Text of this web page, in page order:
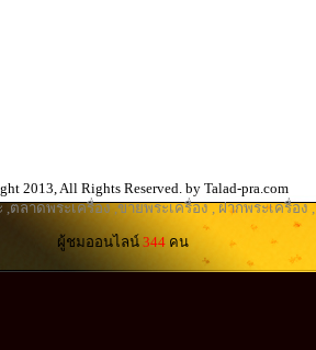
2013, All Rights Reserved. by Talad-pra.com
,ตลาดพระเครื่อง ,ขายพระเครื่อง, ฝากพระเครื่อง,
ผู้ชมออนไลน์ 344 คน